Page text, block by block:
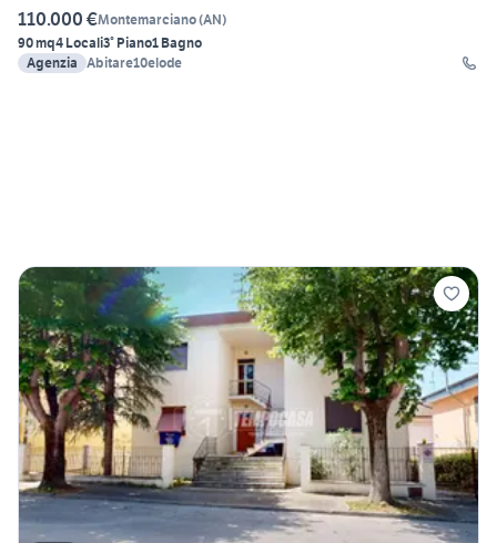
110.000 €Montemarciano(AN)
90 mq4 Locali3° Piano1 Bagno
Agenzia Abitare10elode